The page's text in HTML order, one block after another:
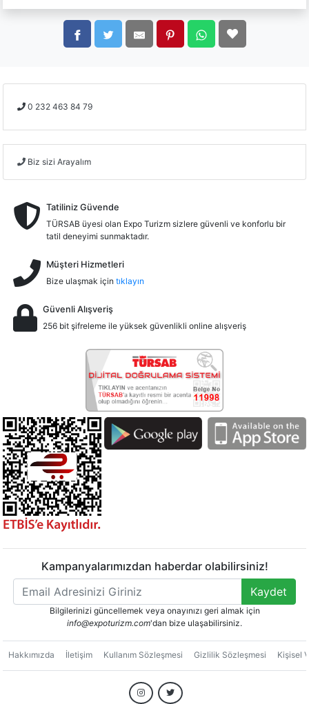
0 232 463 84 79
Biz sizi Arayalım
Tatiliniz Güvende
TÜRSAB üyesi olan Expo Turizm sizlere güvenli ve konforlu bir
tatil deneyimi sunmaktadır.
Müşteri Hizmetleri
Bize ulaşmak için tıklayın
Güvenli Alışveriş
256 bit şifreleme ile yüksek güvenlikli online alışveriş
Kampanyalarımızdan haberdar olabilirsiniz!
Kaydet
Bilgilerinizi güncellemek veya onayınızı geri almak için
info@expoturizm.com'dan bize ulaşabilirsiniz.
Hakkımızda İletişim Kullanım Sözleşmesi Gizlilik Sözleşmesi Kişisel